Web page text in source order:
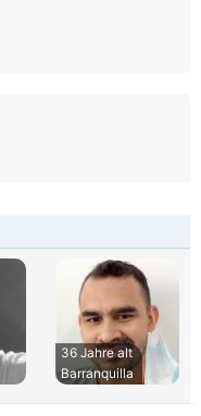
36 Jahre alt
Barranquilla